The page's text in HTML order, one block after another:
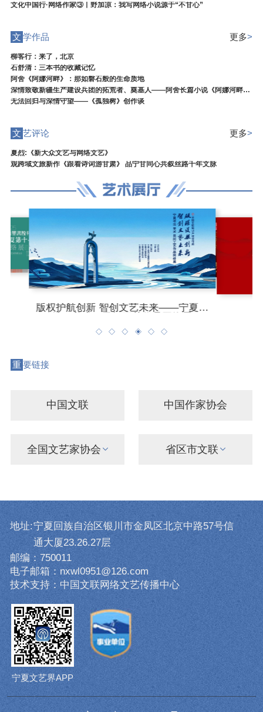
文化中国行·网络作家③丨野加凉：我写网络小说源于“不甘心”
文 学作品 更多>
柳客行：来了，北京
石舒清：三本书的收藏记忆
阿舍《阿娜河畔》：那如磐石般的生命质地
深情致敬新疆生产建设兵团的拓荒者、奠基人——阿舍长篇小说《阿娜河畔》研讨会在银川举行
无法回归与深情守望——《孤独树》创作谈
文 艺评论 更多>
夏烈:《新大众文艺与网络文艺》
观跨域文旅新作《跟着诗词游甘肃》 品宁甘同心共叙丝路千年文脉
第11届宁夏女摄影家作品展邀您共赴光
重要链接
中国文联 中国作家协会
全国文艺家协会 省区市文联
地址:宁夏回族自治区银川市金凤区北京中路57号信
通大厦23.26.27层
邮编：750011
电子邮箱：nxwl0951@126.com
技术支持：中国文联网络文艺传播中心
宁夏文艺界APP